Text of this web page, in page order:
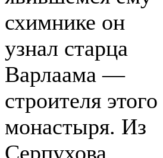
схимнике он
узнал старца
Варлаама —
строителя этого
монастыря. Из
Серпухова